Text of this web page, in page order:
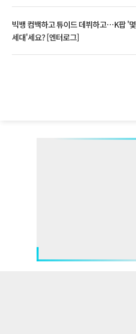
빅뱅 컴백하고 튜이드 데뷔하고⋯K팝 '몇
세대'세요? [엔터로그]